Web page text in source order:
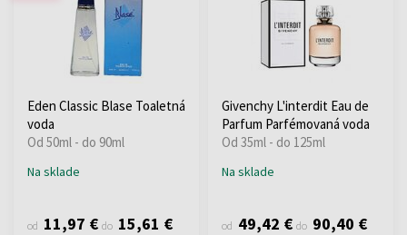
Eden Classic Blase Toaletná
voda
Od 50ml - do 90ml
Na sklade
od 11,97 € do 15,61 €
Givenchy L'interdit Eau de
Parfum Parfémovaná voda
Od 35ml - do 125ml
Na sklade
od 49,42 € do 90,40 €